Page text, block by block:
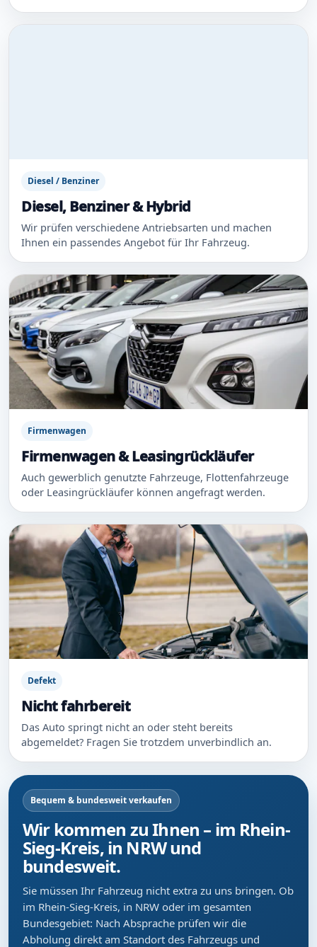
Diesel / Benziner
Diesel, Benziner & Hybrid
Wir prüfen verschiedene Antriebsarten und machen
Ihnen ein passendes Angebot für Ihr Fahrzeug.
Firmenwagen
Firmenwagen & Leasingrückläufer
Auch gewerblich genutzte Fahrzeuge, Flottenfahrzeuge
oder Leasingrückläufer können angefragt werden.
Defekt
Nicht fahrbereit
Das Auto springt nicht an oder steht bereits
abgemeldet? Fragen Sie trotzdem unverbindlich an.
Bequem & bundesweit verkaufen
Wir kommen zu Ihnen – im Rhein-
Sieg-Kreis, in NRW und
bundesweit.
Sie müssen Ihr Fahrzeug nicht extra zu uns bringen. Ob
im Rhein-Sieg-Kreis, in NRW oder im gesamten
Bundesgebiet: Nach Absprache prüfen wir die
Abholung direkt am Standort des Fahrzeugs und